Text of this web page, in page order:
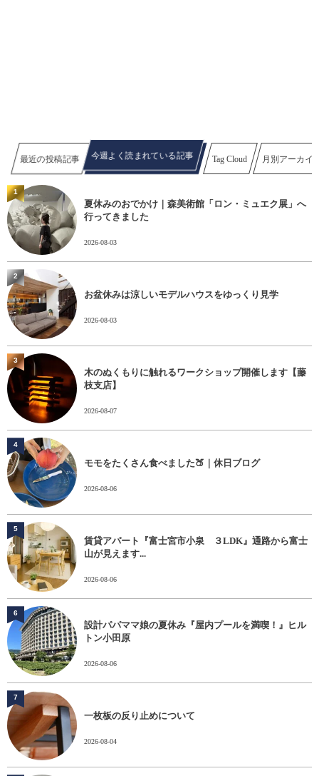
最近の投稿記事 今週よく読まれている記事 Tag Cloud 月別アーカイ
夏休みのおでかけ｜森美術館「ロン・ミュエク展」へ
行ってきました
2026-08-03
1
お盆休みは涼しいモデルハウスをゆっくり見学
2026-08-03
2
木のぬくもりに触れるワークショップ開催します【藤
枝支店】
2026-08-07
3
モモをたくさん食べました🍑｜休日ブログ
2026-08-06
4
賃貸アパート『富士宮市小泉 ３LDK』通路から富士
山が見えます...
2026-08-06
5
設計パパママ娘の夏休み『屋内プールを満喫！』ヒル
トン小田原
2026-08-06
6
一枚板の反り止めについて
2026-08-04
7